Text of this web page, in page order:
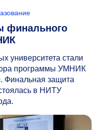
финального
университета стали
программы УМНИК
Финальная защита
в НИТУ